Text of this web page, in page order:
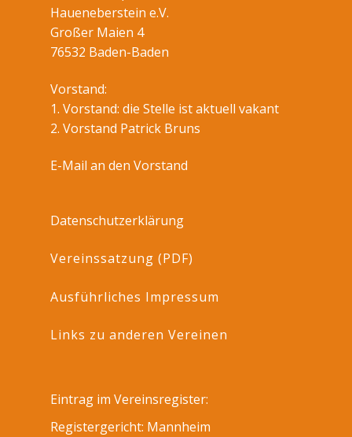
Haueneberstein e.V.
Großer Maien 4
76532 Baden-Baden
Vorstand:
1. Vorstand: die Stelle ist aktuell vakant
2. Vorstand Patrick Bruns
E-Mail an den Vorstand
Datenschutzerklärung
Vereinssatzung (PDF)
Ausführliches Impressum
Links zu anderen Vereinen
Eintrag im Vereinsregister:
Registergericht: Mannheim